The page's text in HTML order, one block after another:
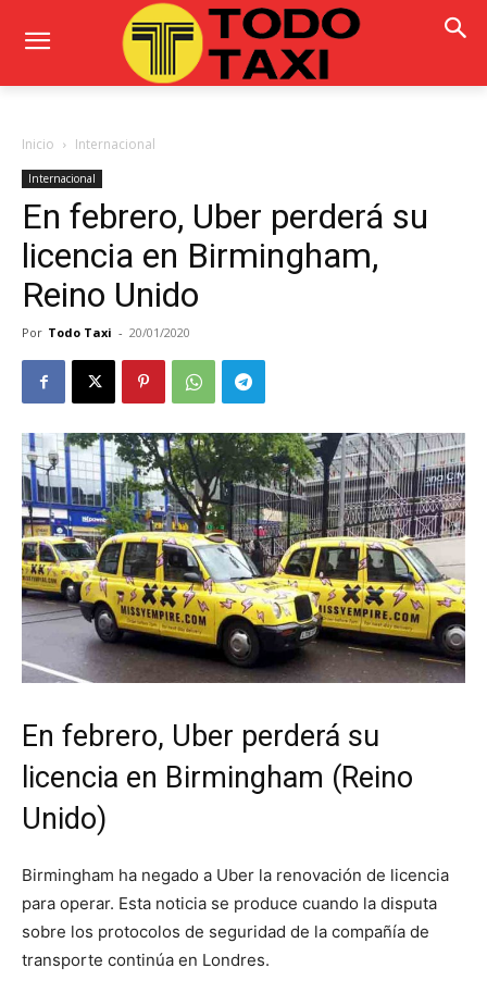
Inicio Internacional
Internacional
En febrero, Uber perderá su
licencia en Birmingham,
Reino Unido
Por Todo Taxi - 20/01/2020
En febrero, Uber perderá su
licencia en Birmingham (Reino
Unido)
Birmingham ha negado a Uber la renovación de licencia
para operar. Esta noticia se produce cuando la disputa
sobre los protocolos de seguridad de la compañía de
transporte continúa en Londres.